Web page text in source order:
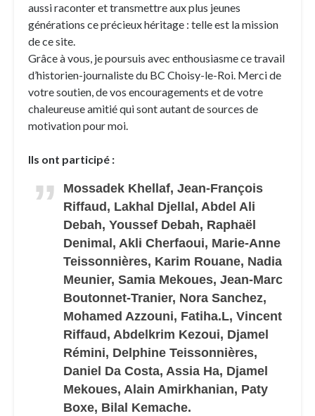
aussi raconter et transmettre aux plus jeunes
générations ce précieux héritage : telle est la mission
de ce site.
Grâce à vous, je poursuis avec enthousiasme ce travail
d’historien-journaliste du BC Choisy-le-Roi. Merci de
votre soutien, de vos encouragements et de votre
chaleureuse amitié qui sont autant de sources de
motivation pour moi.
Ils ont participé :
Mossadek Khellaf, Jean-François
Riffaud, Lakhal Djellal, Abdel Ali
Debah, Youssef Debah, Raphaël
Denimal, Akli Cherfaoui, Marie-Anne
Teissonnières, Karim Rouane, Nadia
Meunier, Samia Mekoues, Jean-Marc
Boutonnet-Tranier, Nora Sanchez,
Mohamed Azzouni, Fatiha.L, Vincent
Riffaud, Abdelkrim Kezoui, Djamel
Rémini, Delphine Teissonnières,
Daniel Da Costa, Assia Ha, Djamel
Mekoues, Alain Amirkhanian, Paty
Boxe, Bilal Kemache.